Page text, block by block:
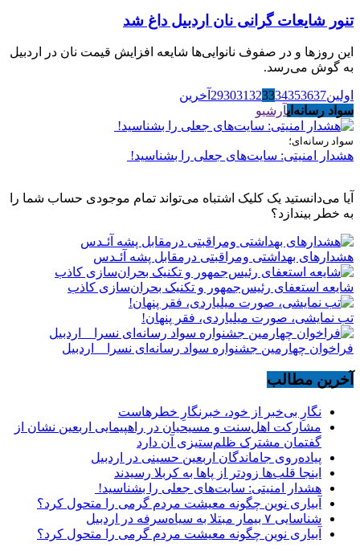
تنور شایعات گرانی نان اردبیل داغ شد
این روزها و در صفوف نانوایی‌ها شایعه افزایش قیمت نان در اردبیل
به گوش می‌رسد.
اولین 293031323334353637
آخرین
سواد رسانه‌ایآرشیو
سواد رسانه‌ای؛
هشدار امنیتی: سایت‌های جعلی را بشناسید!
آیا می‌دانستید یک کلیک اشتباه می‌تواند تمام موجودی حساب شما را
به خطر بیندازد؟
هشدارهاى بهداشتى ومراقبتى درمقابل پشه آئـدس
شایعه استعفای رئیس‌جمهور و تکنیک بحران‌سازی کاذب
تب نمایشی، صورت میلیاردی، فقر پنهان!
فراخوان چهارمین جشنواره سواد رسانه‌ای نسرا _ اردبیل
آخرین مطالب
نگارِ بی‌خبر از خود، خبرنگارِ خطرهاست
مشارکت اهل‌سنت و مسیحیان در راهپیمایی اربعین نشان از
گفتمان مشترک ظلم‌ستیزی آن دارد
پیاده‌روی جاماندگان اربعین حسینی در اردبیل
اینجا قلب‌ها زودتر از پاها به کربلا رسیدند
هشدار امنیتی: سایت‌های جعلی را بشناسید!
آبیاری نوین چگونه معیشت مردم گرمی را متحول کرد؟
شناسایی ۷ بیمار مبتلا به سیاه‌سرفه در اردبیل
آبیاری نوین چگونه معیشت مردم گرمی را متحول کرد؟